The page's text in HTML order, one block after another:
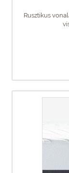
Rusztikus